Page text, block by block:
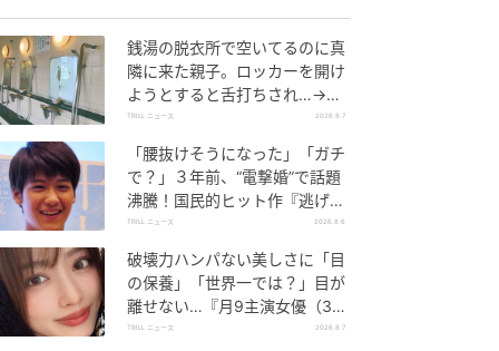
銭湯の脱衣所で空いてるのに真
隣に来た親子。ロッカーを開け
ようとすると舌打ちされ…→直
後、娘の放った“純粋な一言”に
TRILL ニュース 2026.8.7
「腰抜けそうになった」「ガチ
で？」３年前、“電撃婚”で話題
沸騰！国民的ヒット作『逃げ
恥』で異彩放った【国宝級イケ
TRILL ニュース 2026.8.6
破壊力ハンパない美しさに「目
の保養」「世界一では？」目が
離せない…『月9主演女優（34
歳）』“極上”美ショットがすご
TRILL ニュース 2026.8.7